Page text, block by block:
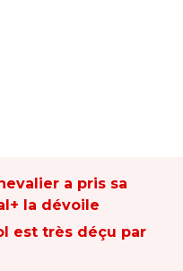
a pris sa
la dévoile
est très déçu par